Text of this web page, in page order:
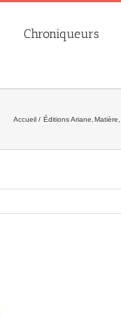
Chroniqueurs
Accueil Éditions Ariane Matière